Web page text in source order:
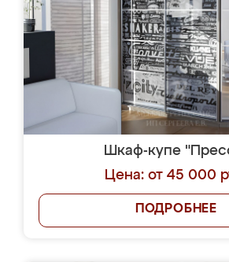
Шкаф-купе
Цена: от 45 000
ПОДРОБНЕЕ